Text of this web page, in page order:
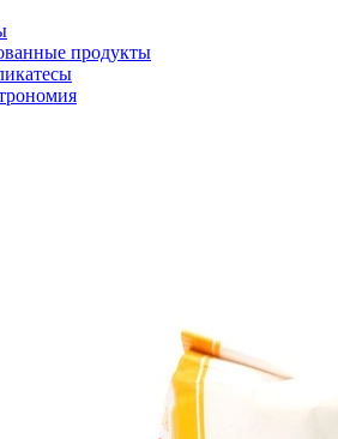
продукты